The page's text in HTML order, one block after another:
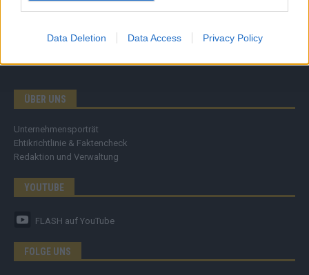
Data Deletion Data Access Privacy Policy
FLASH – DAS VIDEOPORTAL
ÜBER UNS
Unternehmensporträt
Ehtikrichtlinie & Faktencheck
Redaktion und Verwaltung
YOUTUBE
FLASH auf YouTube
FOLGE UNS